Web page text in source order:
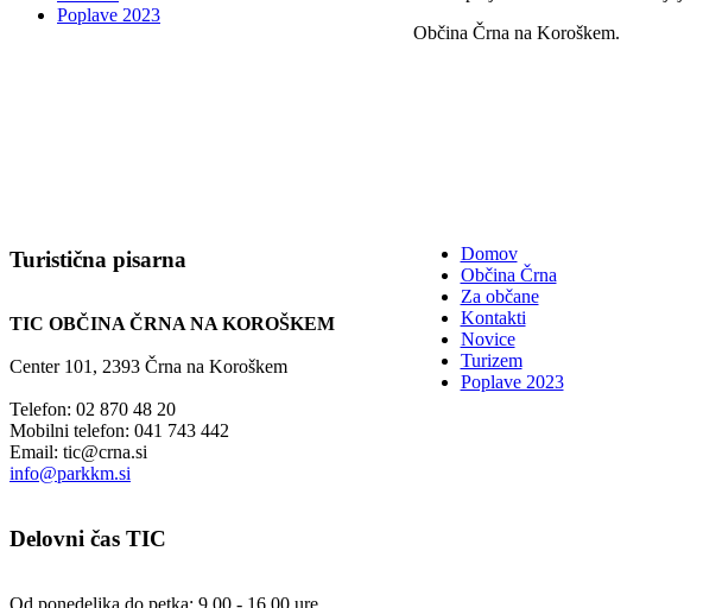
Občina Črna na Koroškem.
Poplave 2023
Turistična pisarna
TIC OBČINA ČRNA NA KOROŠKEM
Center 101, 2393 Črna na Koroškem
Telefon: 02 870 48 20
Mobilni telefon: 041 743 442
Email: tic@crna.si
info@parkkm.si
Delovni čas TIC
Od ponedeljka do petka: 9.00 - 16.00 ure
Domov
Občina Črna
Za občane
Kontakti
Novice
Turizem
Poplave 2023